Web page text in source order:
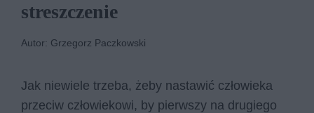
streszczenie
Autor: Grzegorz Paczkowski
Jak niewiele trzeba, żeby nastawić człowieka
przeciw człowiekowi, by pierwszy na drugiego